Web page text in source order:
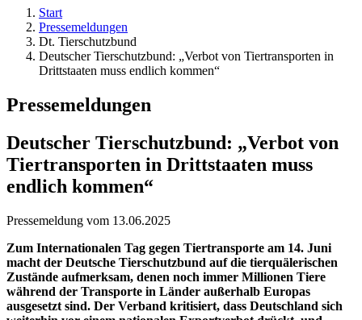
Start
Pressemeldungen
Dt. Tierschutzbund
Deutscher Tierschutzbund: „Verbot von Tiertransporten in
Drittstaaten muss endlich kommen“
Pressemeldungen
Deutscher Tierschutzbund: „Verbot von
Tiertransporten in Drittstaaten muss
endlich kommen“
Pressemeldung vom 13.06.2025
Zum Internationalen Tag gegen Tiertransporte am 14. Juni
macht der Deutsche Tierschutzbund auf die tierquälerischen
Zustände aufmerksam, denen noch immer Millionen Tiere
während der Transporte in Länder außerhalb Europas
ausgesetzt sind. Der Verband kritisiert, dass Deutschland sich